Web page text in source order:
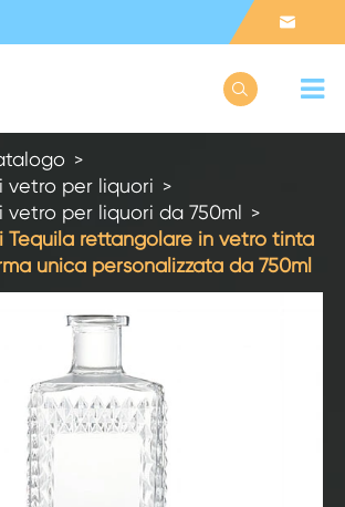


vetro per liquori
vetro per liquori da 750ml
Tequila rettangolare in vetro tinta
unica personalizzata da 750ml